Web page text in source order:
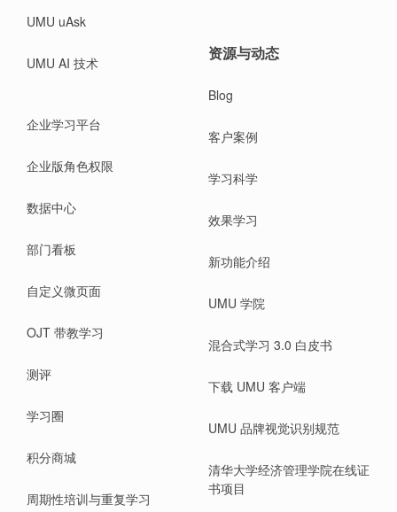
UMU uAsk
UMU AI 技术
企业学习平台
企业版角色权限
数据中心
部门看板
自定义微页面
OJT 带教学习
测评
学习圈
积分商城
周期性培训与重复学习
资源与动态
Blog
客户案例
学习科学
效果学习
新功能介绍
UMU 学院
混合式学习 3.0 白皮书
下载 UMU 客户端
UMU 品牌视觉识别规范
清华大学经济管理学院在线证
书项目